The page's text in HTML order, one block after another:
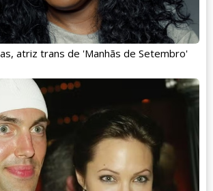
atriz trans de 'Manhãs de Setembro'